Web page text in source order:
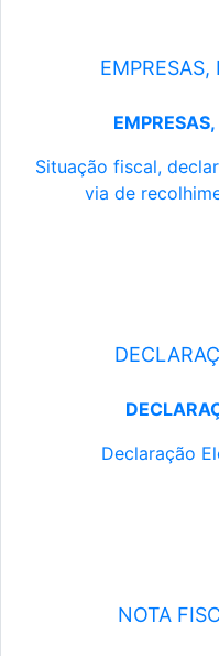
Situação fiscal,
via de
Declaração
NOTA